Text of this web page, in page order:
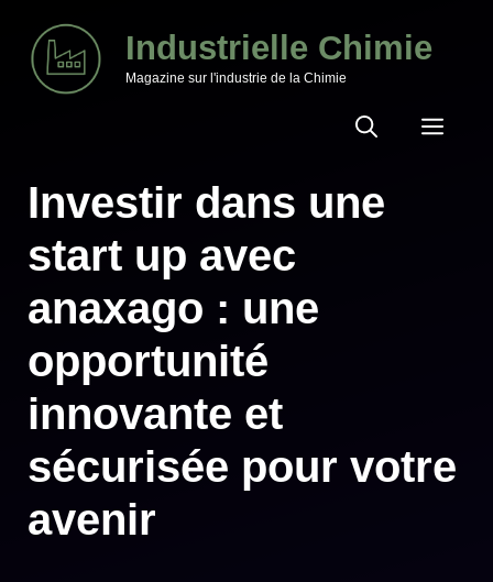
contenu
Industrielle Chimie
Magazine sur l'industrie de la Chimie
Investir dans une
start up avec
anaxago : une
opportunité
innovante et
sécurisée pour votre
avenir